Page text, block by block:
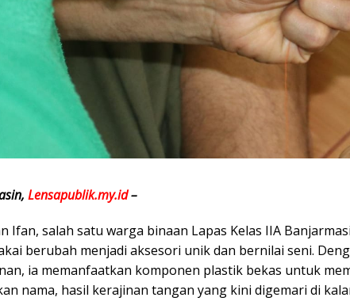
Lensapublik.my.id–
Ifan, salah satu warga binaan Lapas Kelas IIA
berubah menjadi aksesori unik dan bernilai seni.
ia memanfaatkan komponen plastik bekas untuk
nama, hasil kerajinan tangan yang kini digemari di